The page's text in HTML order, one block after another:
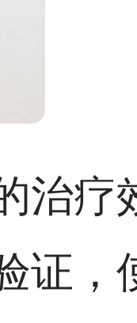
治疗
证，